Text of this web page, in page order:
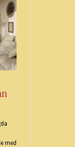
med